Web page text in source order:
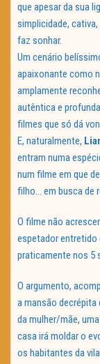
que apesar da sua
simplicidade,
faz sonhar.
Um cenário
apaixonante como
amplamente
autêntica e
filmes que só dá
E, naturalmente,
entram numa
num filme em que
filho… em busca de
O filme não
espetador entretido
praticamente nos 5
O argumento,
a mansão decrépita
da mulher/mãe,
casa irá moldar o
os habitantes da